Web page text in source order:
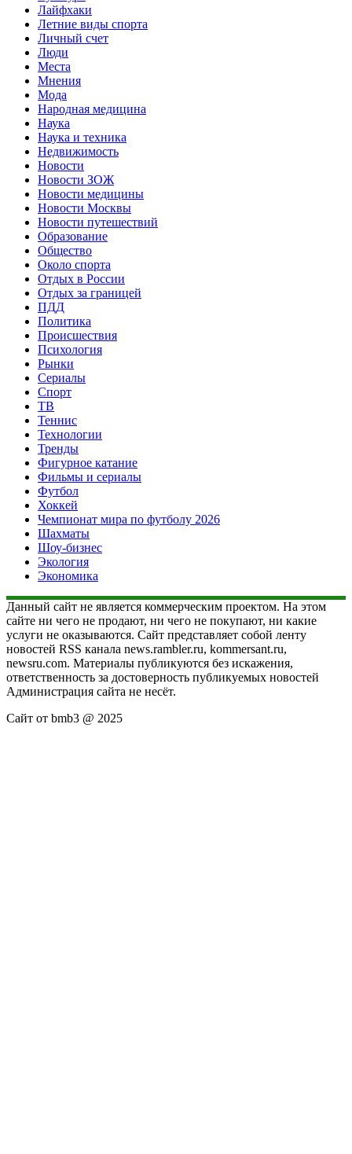
Лайфхаки
Летние виды спорта
Личный счет
Люди
Места
Мнения
Мода
Народная медицина
Наука
Наука и техника
Недвижимость
Новости
Новости ЗОЖ
Новости медицины
Новости Москвы
Новости путешествий
Образование
Общество
Около спорта
Отдых в России
Отдых за границей
ПДД
Политика
Происшествия
Психология
Рынки
Сериалы
Спорт
ТВ
Теннис
Технологии
Тренды
Фигурное катание
Фильмы и сериалы
Футбол
Хоккей
Чемпионат мира по футболу 2026
Шахматы
Шоу-бизнес
Экология
Экономика
Данный сайт не является коммерческим проектом. На этом
сайте ни чего не продают, ни чего не покупают, ни какие
услуги не оказываются. Сайт представляет собой ленту
новостей RSS канала news.rambler.ru, kommersant.ru,
newsru.com. Материалы публикуются без искажения,
ответственность за достоверность публикуемых новостей
Администрация сайта не несёт.
Сайт от bmb3 @ 2025